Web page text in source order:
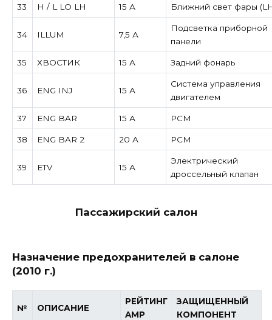
33 H / L LO LH 15 А Ближний свет фары
34 ILLUM 7,5 А
Подсветка приборной
панели
35 ХВОСТИК 15 А Задний фонарь
36 ENG INJ 15 А
Система управления
двигателем
37 ENG BAR 15 А PCM
38 ENG BAR 2 20 А PCM
39 ETV 15 А
Электрический
дроссельный клапан
Пассажирский салон
Назначение предохранителей в салоне
(2010 г.)
№ ОПИСАНИЕ
РЕЙТИНГ
AMP
ЗАЩИЩЕННЫЙ
КОМПОНЕНТ